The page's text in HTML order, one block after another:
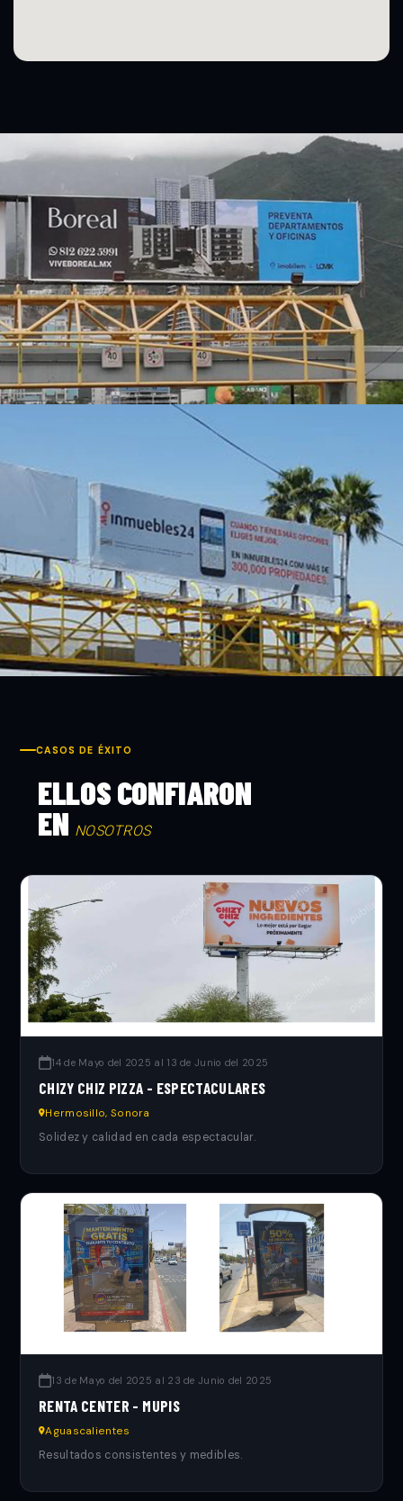
CASOS DE ÉXITO
ELLOS CONFIARON
EN NOSOTROS
14 de Mayo del 2025 al 13 de Junio del 2025
CHIZY CHIZ PIZZA - ESPECTACULARES
Hermosillo, Sonora
Solidez y calidad en cada espectacular.
13 de Mayo del 2025 al 23 de Junio del 2025
RENTA CENTER - MUPIS
Aguascalientes
Resultados consistentes y medibles.